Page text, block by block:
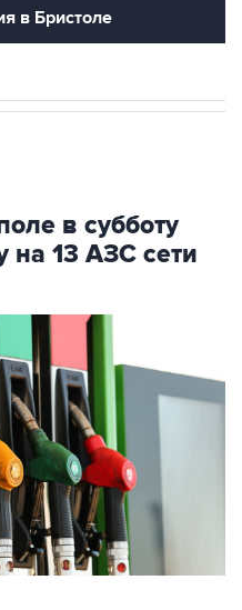
в Бристоле
в субботу
на 13 АЗС сети